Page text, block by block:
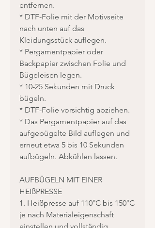
entfernen.
* DTF-Folie mit der Motivseite
nach unten auf das
Kleidungsstück auflegen.
* Pergamentpapier oder
Backpapier zwischen Folie und
Bügeleisen legen.
* 10-25 Sekunden mit Druck
bügeln.
* DTF-Folie vorsichtig abziehen.
* Das Pergamentpapier auf das
aufgebügelte Bild auflegen und
erneut etwa 5 bis 10 Sekunden
aufbügeln. Abkühlen lassen.
AUFBÜGELN MIT EINER
HEIßPRESSE
1. Heißpresse auf 110°C bis 150°C
je nach Materialeigenschaft